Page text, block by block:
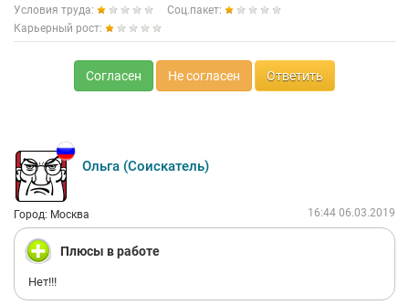
Условия труда:
Соц.пакет:
Карьерный рост:
Согласен Не согласен Ответить
Ольга (Соискатель)
Город: Москва 16:44 06.03.2019
Плюсы в работе
Нет!!!